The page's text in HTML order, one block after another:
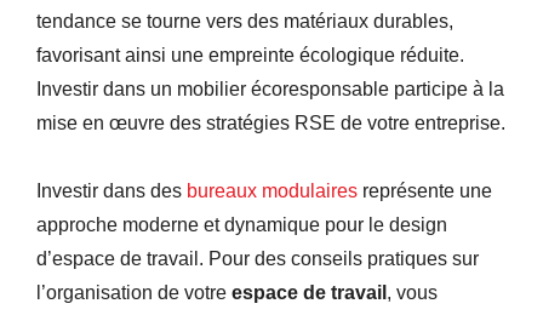
tendance se tourne vers des matériaux durables,
favorisant ainsi une empreinte écologique réduite.
Investir dans un mobilier écoresponsable participe à la
mise en œuvre des stratégies RSE de votre entreprise.
Investir dans des bureaux modulaires représente une
approche moderne et dynamique pour le design
d’espace de travail. Pour des conseils pratiques sur
l’organisation de votre espace de travail , vous